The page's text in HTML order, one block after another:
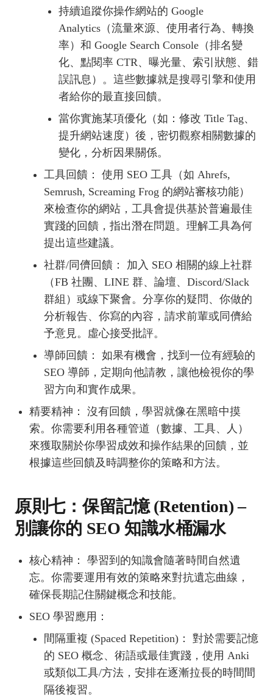
持續追蹤你操作網站的 Google
Analytics（流量來源、使用者行為、轉換
率）和 Google Search Console（排名變
化、點閱率 CTR、曝光量、索引狀態、錯
誤訊息）。這些數據就是搜尋引擎和使用
者給你的最直接回饋。
當你實施某項優化（如：修改 Title Tag、
提升網站速度）後，密切觀察相關數據的
變化，分析因果關係。
工具回饋： 使用 SEO 工具（如 Ahrefs,
Semrush, Screaming Frog 的網站審核功能）
來檢查你的網站，工具會提供基於普遍最佳
實踐的回饋，指出潛在問題。理解工具為何
提出這些建議。
社群/同儕回饋： 加入 SEO 相關的線上社群
（FB 社團、LINE 群、論壇、Discord/Slack
群組）或線下聚會。分享你的疑問、你做的
分析報告、你寫的內容，請求前輩或同儕給
予意見。虛心接受批評。
導師回饋： 如果有機會，找到一位有經驗的
SEO 導師，定期向他請教，讓他檢視你的學
習方向和實作成果。
精要精神： 沒有回饋，學習就像在黑暗中摸
索。你需要利用各種管道（數據、工具、人）
來獲取關於你學習成效和操作結果的回饋，並
根據這些回饋及時調整你的策略和方法。
原則七：保留記憶 (Retention) –
別讓你的 SEO 知識水桶漏水
核心精神： 學習到的知識會隨著時間自然遺
忘。你需要運用有效的策略來對抗遺忘曲線，
確保長期記住關鍵概念和技能。
SEO 學習應用：
間隔重複 (Spaced Repetition)： 對於需要記憶
的 SEO 概念、術語或最佳實踐，使用 Anki
或類似工具/方法，安排在逐漸拉長的時間間
隔後複習。